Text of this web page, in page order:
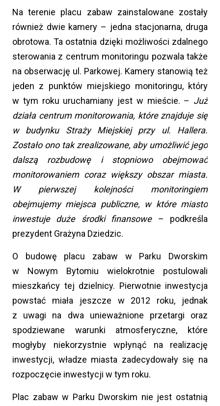
Na terenie placu zabaw zainstalowane zostały
również dwie kamery – jedna stacjonarna, druga
obrotowa. Ta ostatnia dzięki możliwości zdalnego
sterowania z centrum monitoringu pozwala także
na obserwację ul. Parkowej. Kamery stanowią też
jeden z punktów miejskiego monitoringu, który
w tym roku uruchamiany jest w mieście. – Już
działa centrum monitorowania, które znajduje się
w budynku Straży Miejskiej przy ul. Hallera.
Zostało ono tak zrealizowane, aby umożliwić jego
dalszą rozbudowę i stopniowo obejmować
monitorowaniem coraz większy obszar miasta.
W pierwszej kolejności monitoringiem
obejmujemy miejsca publiczne, w które miasto
inwestuje duże środki finansowe– podkreśla
prezydent Grażyna Dziedzic.
O budowę placu zabaw w Parku Dworskim
w Nowym Bytomiu wielokrotnie postulowali
mieszkańcy tej dzielnicy. Pierwotnie inwestycja
powstać miała jeszcze w 2012 roku, jednak
z uwagi na dwa unieważnione przetargi oraz
spodziewane warunki atmosferyczne, które
mogłyby niekorzystnie wpłynąć na realizację
inwestycji, władze miasta zadecydowały się na
rozpoczęcie inwestycji w tym roku.
Plac zabaw w Parku Dworskim nie jest ostatnią